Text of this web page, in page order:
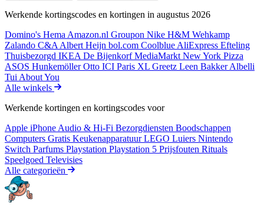
Werkende kortingscodes en kortingen in augustus 2026
Domino's Hema Amazon.nl Groupon Nike H&M Wehkamp
Zalando C&A Albert Heijn bol.com Coolblue AliExpress Efteling
Thuisbezorgd IKEA De BijenkorfMediaMarkt New York Pizza
ASOS HunkemöllerOtto ICI Paris XL Greetz Leen BakkerAlbelli
Tui About You
Alle winkels
Werkende kortingen en kortingscodes voor
Apple iPhone Audio & Hi-Fi Bezorgdiensten Boodschappen
Computers Gratis KeukenapparatuurLEGO Luiers Nintendo
Switch Parfums Playstation Playstation 5 Prijsfouten Rituals
Speelgoed Televisies
Alle categorieën